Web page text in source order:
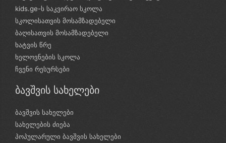
kids.ge-ს საკვირაო სკოლა
სკოლისათვის მოსამზადებელი
ბაღისათვის მოსამზადებელი
ხატვის წრე
ხელოვნების სკოლა
ჩვენი რესურსები
ბავშვის სახელები
ბავშვის სახელები
სახელების ძიება
პოპულარული ბავშვის სახელები